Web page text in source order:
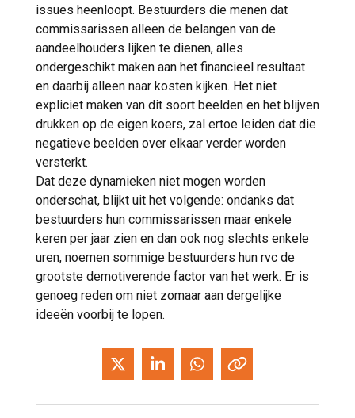
issues heenloopt. Bestuurders die menen dat
commissarissen alleen de belangen van de
aandeelhouders lijken te dienen, alles
ondergeschikt maken aan het financieel resultaat
en daarbij alleen naar kosten kijken. Het niet
expliciet maken van dit soort beelden en het blijven
drukken op de eigen koers, zal ertoe leiden dat die
negatieve beelden over elkaar verder worden
versterkt.
Dat deze dynamieken niet mogen worden
onderschat, blijkt uit het volgende: ondanks dat
bestuurders hun commissarissen maar enkele
keren per jaar zien en dan ook nog slechts enkele
uren, noemen sommige bestuurders hun rvc de
grootste demotiverende factor van het werk. Er is
genoeg reden om niet zomaar aan dergelijke
ideeën voorbij te lopen.